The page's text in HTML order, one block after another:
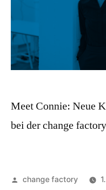
Meet Connie: Neue
bei der change factory
change factory